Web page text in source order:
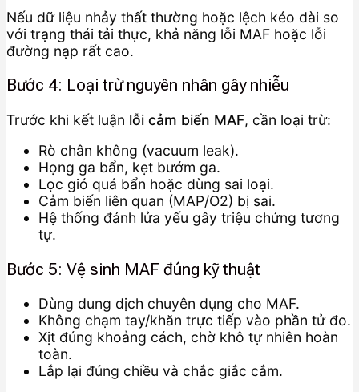
Nếu dữ liệu nhảy thất thường hoặc lệch kéo dài so
với trạng thái tải thực, khả năng lỗi MAF hoặc lỗi
đường nạp rất cao.
Bước 4: Loại trừ nguyên nhân gây nhiễu
Trước khi kết luận lỗi cảm biến MAF, cần loại trừ:
Rò chân không (vacuum leak).
Họng ga bẩn, kẹt bướm ga.
Lọc gió quá bẩn hoặc dùng sai loại.
Cảm biến liên quan (MAP/O2) bị sai.
Hệ thống đánh lửa yếu gây triệu chứng tương
tự.
Bước 5: Vệ sinh MAF đúng kỹ thuật
Dùng dung dịch chuyên dụng cho MAF.
Không chạm tay/khăn trực tiếp vào phần tử đo.
Xịt đúng khoảng cách, chờ khô tự nhiên hoàn
toàn.
Lắp lại đúng chiều và chắc giắc cắm.